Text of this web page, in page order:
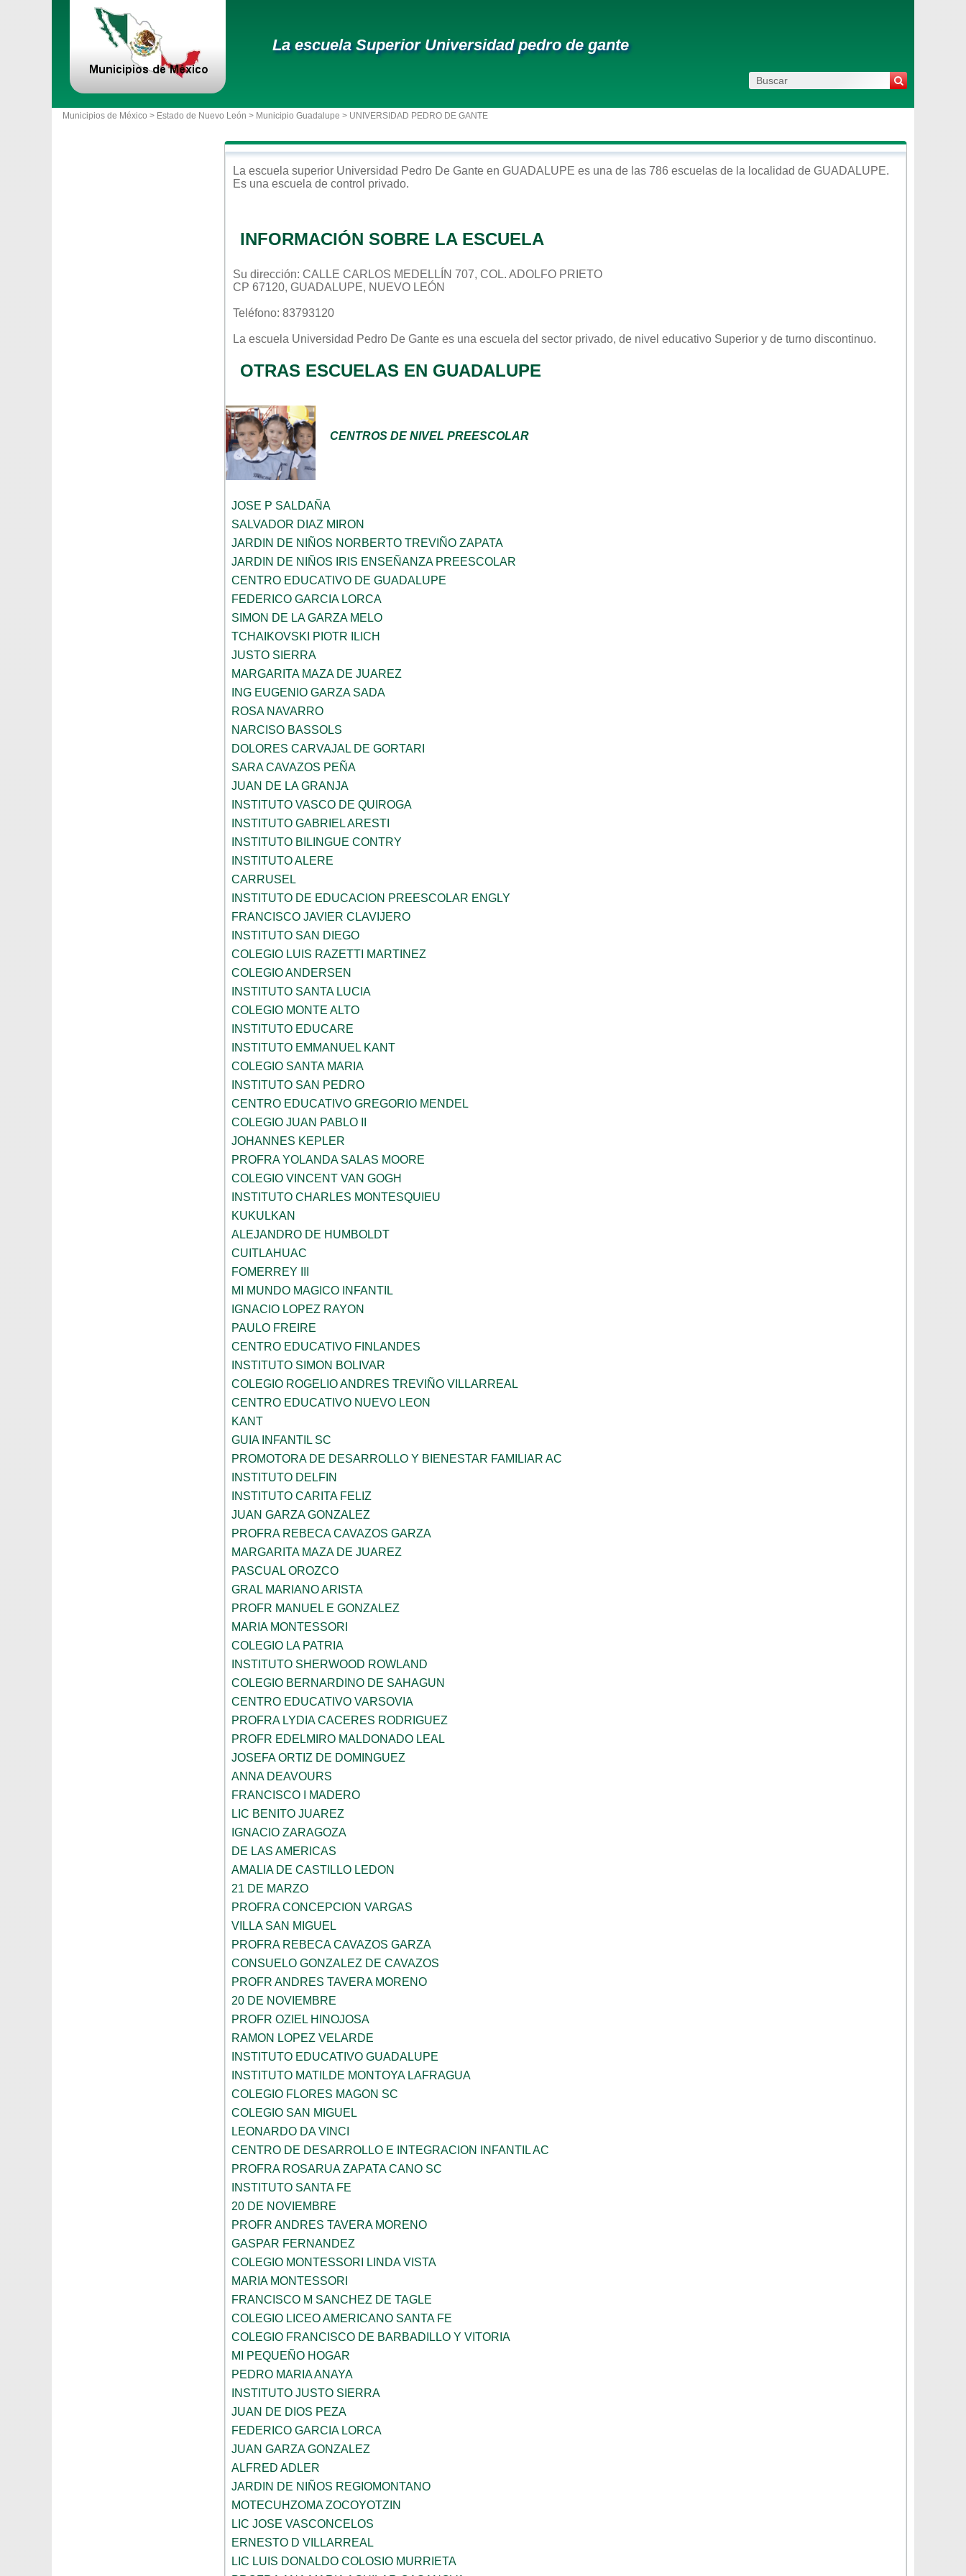
La escuela Superior Universidad pedro de gante
Municipios de México > Estado de Nuevo León > Municipio Guadalupe > UNIVERSIDAD PEDRO DE GANTE
La escuela superior Universidad Pedro De Gante en GUADALUPE es una de las 786 escuelas de la localidad de GUADALUPE.
Es una escuela de control privado.
INFORMACIÓN SOBRE LA ESCUELA
Su dirección: CALLE CARLOS MEDELLÍN 707, COL. ADOLFO PRIETO
CP 67120, GUADALUPE, NUEVO LEÓN
Teléfono: 83793120
La escuela Universidad Pedro De Gante es una escuela del sector privado, de nivel educativo Superior y de turno discontinuo.
OTRAS ESCUELAS EN GUADALUPE
CENTROS DE NIVEL PREESCOLAR
JOSE P SALDAÑA
SALVADOR DIAZ MIRON
JARDIN DE NIÑOS NORBERTO TREVIÑO ZAPATA
JARDIN DE NIÑOS IRIS ENSEÑANZA PREESCOLAR
CENTRO EDUCATIVO DE GUADALUPE
FEDERICO GARCIA LORCA
SIMON DE LA GARZA MELO
TCHAIKOVSKI PIOTR ILICH
JUSTO SIERRA
MARGARITA MAZA DE JUAREZ
ING EUGENIO GARZA SADA
ROSA NAVARRO
NARCISO BASSOLS
DOLORES CARVAJAL DE GORTARI
SARA CAVAZOS PEÑA
JUAN DE LA GRANJA
INSTITUTO VASCO DE QUIROGA
INSTITUTO GABRIEL ARESTI
INSTITUTO BILINGUE CONTRY
INSTITUTO ALERE
CARRUSEL
INSTITUTO DE EDUCACION PREESCOLAR ENGLY
FRANCISCO JAVIER CLAVIJERO
INSTITUTO SAN DIEGO
COLEGIO LUIS RAZETTI MARTINEZ
COLEGIO ANDERSEN
INSTITUTO SANTA LUCIA
COLEGIO MONTE ALTO
INSTITUTO EDUCARE
INSTITUTO EMMANUEL KANT
COLEGIO SANTA MARIA
INSTITUTO SAN PEDRO
CENTRO EDUCATIVO GREGORIO MENDEL
COLEGIO JUAN PABLO II
JOHANNES KEPLER
PROFRA YOLANDA SALAS MOORE
COLEGIO VINCENT VAN GOGH
INSTITUTO CHARLES MONTESQUIEU
KUKULKAN
ALEJANDRO DE HUMBOLDT
CUITLAHUAC
FOMERREY III
MI MUNDO MAGICO INFANTIL
IGNACIO LOPEZ RAYON
PAULO FREIRE
CENTRO EDUCATIVO FINLANDES
INSTITUTO SIMON BOLIVAR
COLEGIO ROGELIO ANDRES TREVIÑO VILLARREAL
CENTRO EDUCATIVO NUEVO LEON
KANT
GUIA INFANTIL SC
PROMOTORA DE DESARROLLO Y BIENESTAR FAMILIAR AC
INSTITUTO DELFIN
INSTITUTO CARITA FELIZ
JUAN GARZA GONZALEZ
PROFRA REBECA CAVAZOS GARZA
MARGARITA MAZA DE JUAREZ
PASCUAL OROZCO
GRAL MARIANO ARISTA
PROFR MANUEL E GONZALEZ
MARIA MONTESSORI
COLEGIO LA PATRIA
INSTITUTO SHERWOOD ROWLAND
COLEGIO BERNARDINO DE SAHAGUN
CENTRO EDUCATIVO VARSOVIA
PROFRA LYDIA CACERES RODRIGUEZ
PROFR EDELMIRO MALDONADO LEAL
JOSEFA ORTIZ DE DOMINGUEZ
ANNA DEAVOURS
FRANCISCO I MADERO
LIC BENITO JUAREZ
IGNACIO ZARAGOZA
DE LAS AMERICAS
AMALIA DE CASTILLO LEDON
21 DE MARZO
PROFRA CONCEPCION VARGAS
VILLA SAN MIGUEL
PROFRA REBECA CAVAZOS GARZA
CONSUELO GONZALEZ DE CAVAZOS
PROFR ANDRES TAVERA MORENO
20 DE NOVIEMBRE
PROFR OZIEL HINOJOSA
RAMON LOPEZ VELARDE
INSTITUTO EDUCATIVO GUADALUPE
INSTITUTO MATILDE MONTOYA LAFRAGUA
COLEGIO FLORES MAGON SC
COLEGIO SAN MIGUEL
LEONARDO DA VINCI
CENTRO DE DESARROLLO E INTEGRACION INFANTIL AC
PROFRA ROSARUA ZAPATA CANO SC
INSTITUTO SANTA FE
20 DE NOVIEMBRE
PROFR ANDRES TAVERA MORENO
GASPAR FERNANDEZ
COLEGIO MONTESSORI LINDA VISTA
MARIA MONTESSORI
FRANCISCO M SANCHEZ DE TAGLE
COLEGIO LICEO AMERICANO SANTA FE
COLEGIO FRANCISCO DE BARBADILLO Y VITORIA
MI PEQUEÑO HOGAR
PEDRO MARIA ANAYA
INSTITUTO JUSTO SIERRA
JUAN DE DIOS PEZA
FEDERICO GARCIA LORCA
JUAN GARZA GONZALEZ
ALFRED ADLER
JARDIN DE NIÑOS REGIOMONTANO
MOTECUHZOMA ZOCOYOTZIN
LIC JOSE VASCONCELOS
ERNESTO D VILLARREAL
LIC LUIS DONALDO COLOSIO MURRIETA